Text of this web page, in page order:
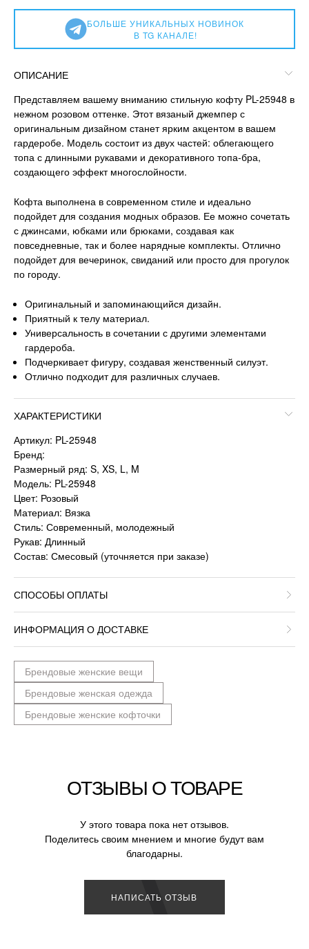
БОЛЬШЕ УНИКАЛЬНЫХ НОВИНОК
В TG КАНАЛЕ!
ОПИСАНИЕ
Представляем вашему вниманию стильную кофту PL-25948 в
нежном розовом оттенке. Этот вязаный джемпер с
оригинальным дизайном станет ярким акцентом в вашем
гардеробе. Модель состоит из двух частей: облегающего
топа с длинными рукавами и декоративного топа-бра,
создающего эффект многослойности.
Кофта выполнена в современном стиле и идеально
подойдет для создания модных образов. Ее можно сочетать
с джинсами, юбками или брюками, создавая как
повседневные, так и более нарядные комплекты. Отлично
подойдет для вечеринок, свиданий или просто для прогулок
по городу.
Оригинальный и запоминающийся дизайн.
Приятный к телу материал.
Универсальность в сочетании с другими элементами
гардероба.
Подчеркивает фигуру, создавая женственный силуэт.
Отлично подходит для различных случаев.
ХАРАКТЕРИСТИКИ
Артикул: PL-25948
Бренд:
Размерный ряд: S, XS, L, M
Модель: PL-25948
Цвет: Розовый
Материал: Вязка
Стиль: Современный, молодежный
Рукав: Длинный
Состав: Смесовый (уточняется при заказе)
СПОСОБЫ ОПЛАТЫ
ИНФОРМАЦИЯ О ДОСТАВКЕ
Брендовые женские вещи
Брендовые женская одежда
Брендовые женские кофточки
ОТЗЫВЫ О ТОВАРЕ
У этого товара пока нет отзывов.
Поделитесь своим мнением и многие будут вам
благодарны.
НАПИСАТЬ ОТЗЫВ